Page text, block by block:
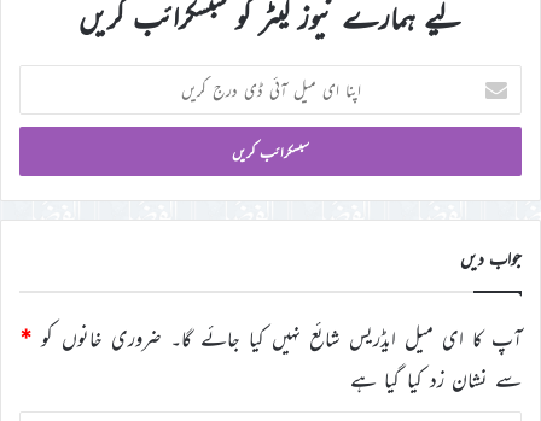
لیے ہمارے نیوز لیٹر کو سبسکرائب کریں
اپنا
ای
میل
ڈی
درج
کریں
جواب دیں
آپ کا ای میل ایڈریس شائع نہیں کیا جائے گا۔ ضروری خانوں کو *
سے نشان زد کیا گیا ہے